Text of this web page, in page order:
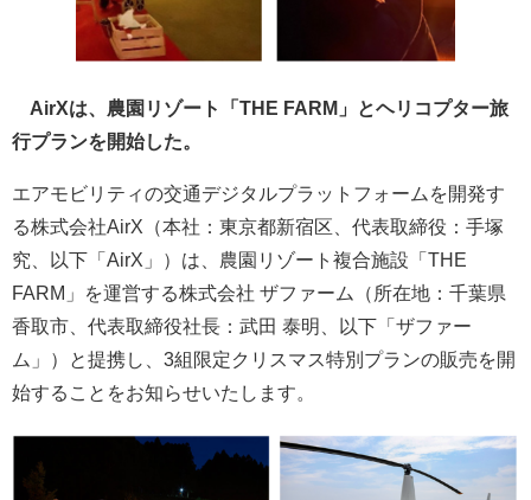
AirXは、農園リゾート「THE FARM」とヘリコプター旅
行プランを開始した。
エアモビリティの交通デジタルプラットフォームを開発す
る株式会社AirX（本社：東京都新宿区、代表取締役：手塚
究、以下「AirX」）は、農園リゾート複合施設「THE
FARM」を運営する株式会社 ザファーム（所在地：千葉県
香取市、代表取締役社長：武田 泰明、以下「ザファー
ム」）と提携し、3組限定クリスマス特別プランの販売を開
始することをお知らせいたします。